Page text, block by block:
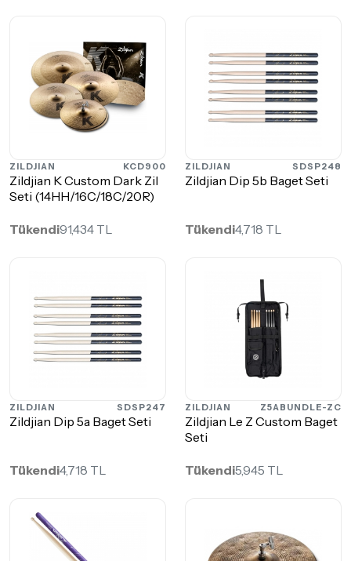
ZILDJIAN KCD900
Zildjian K Custom Dark Zil
Seti (14HH/16C/18C/20R)
Tükendi91,434 TL
ZILDJIAN SDSP248
Zildjian Dip 5b Baget Seti
Tükendi4,718 TL
ZILDJIAN SDSP247
Zildjian Dip 5a Baget Seti
Tükendi4,718 TL
ZILDJIAN Z5ABUNDLE-ZC
Zildjian Le Z Custom Baget
Seti
Tükendi5,945 TL